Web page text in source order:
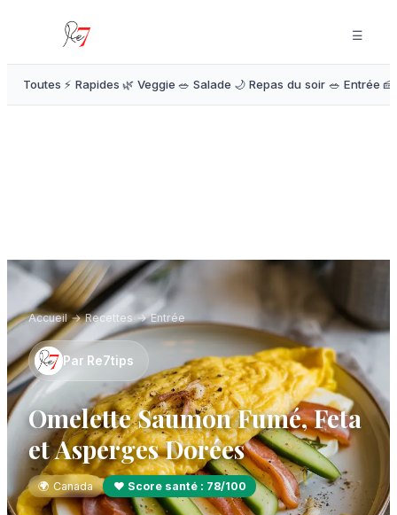
☰
Toutes ⚡ Rapides 🌿 Veggie 🥗 Salade 🌙 Repas du soir 🥗 Entrée
Accueil→ Recettes →Entrée
Par Re7tips
Omelette Saumon Fumé, Feta
et Asperges Dorées
🌍 Canada ❤️ Score santé : 78/100